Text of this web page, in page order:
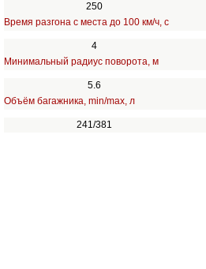
250
Время разгона с места до 100 км/ч, с
4
Минимальный радиус поворота, м
5.6
Объём багажника, min/max, л
241/381